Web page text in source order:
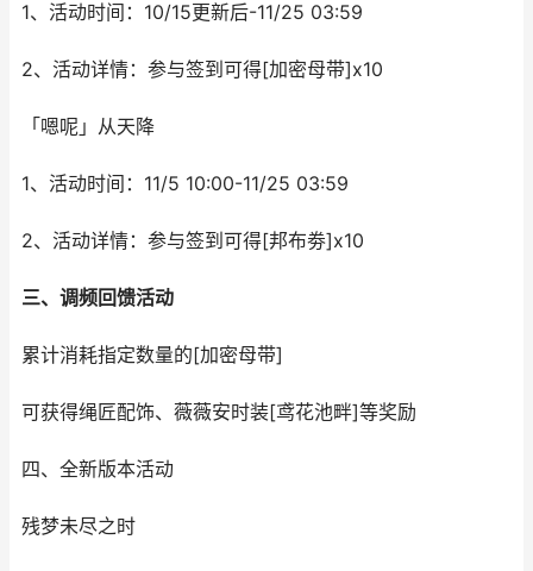
1、活动时间：10/15更新后-11/25 03:59
2、活动详情：参与签到可得[加密母带]x10
「嗯呢」从天降
1、活动时间：11/5 10:00-11/25 03:59
2、活动详情：参与签到可得[邦布劵]x10
三、调频回馈活动
累计消耗指定数量的[加密母带]
可获得绳匠配饰、薇薇安时装[鸢花池畔]等奖励
四、全新版本活动
残梦未尽之时